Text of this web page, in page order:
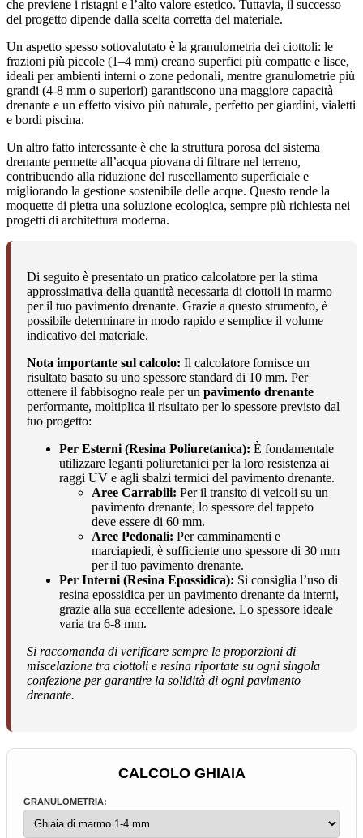
che previene i ristagni e l’alto valore estetico. Tuttavia, il successo
del progetto dipende dalla scelta corretta del materiale.
Un aspetto spesso sottovalutato è la granulometria dei ciottoli: le
frazioni più piccole (1–4 mm) creano superfici più compatte e lisce,
ideali per ambienti interni o zone pedonali, mentre granulometrie più
grandi (4-8 mm o superiori) garantiscono una maggiore capacità
drenante e un effetto visivo più naturale, perfetto per giardini, vialetti
e bordi piscina.
Un altro fatto interessante è che la struttura porosa del sistema
drenante permette all’acqua piovana di filtrare nel terreno,
contribuendo alla riduzione del ruscellamento superficiale e
migliorando la gestione sostenibile delle acque. Questo rende la
moquette di pietra una soluzione ecologica, sempre più richiesta nei
progetti di architettura moderna.
Di seguito è presentato un pratico calcolatore per la stima
approssimativa della quantità necessaria di ciottoli in marmo
per il tuo pavimento drenante. Grazie a questo strumento, è
possibile determinare in modo rapido e semplice il volume
indicativo del materiale.
Nota importante sul calcolo: Il calcolatore fornisce un
risultato basato su uno spessore standard di 10 mm. Per
ottenere il fabbisogno reale per un pavimento drenante
performante, moltiplica il risultato per lo spessore previsto dal
tuo progetto:
Per Esterni (Resina Poliuretanica): È fondamentale
utilizzare leganti poliuretanici per la loro resistenza ai
raggi UV e agli sbalzi termici del pavimento drenante.
Aree Carrabili: Per il transito di veicoli su un
pavimento drenante, lo spessore del tappeto
deve essere di 60 mm.
Aree Pedonali: Per camminamenti e
marciapiedi, è sufficiente uno spessore di 30 mm
per il tuo pavimento drenante.
Per Interni (Resina Epossidica): Si consiglia l’uso di
resina epossidica per un pavimento drenante da interni,
grazie alla sua eccellente adesione. Lo spessore ideale
varia tra 6-8 mm.
Si raccomanda di verificare sempre le proporzioni di
miscelazione tra ciottoli e resina riportate su ogni singola
confezione per garantire la solidità di ogni pavimento
drenante.
CALCOLO GHIAIA
GRANULOMETRIA: